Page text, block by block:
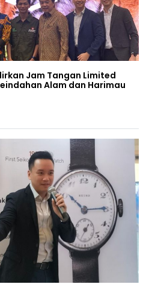
Jam Tangan Limited
Alam dan Harimau